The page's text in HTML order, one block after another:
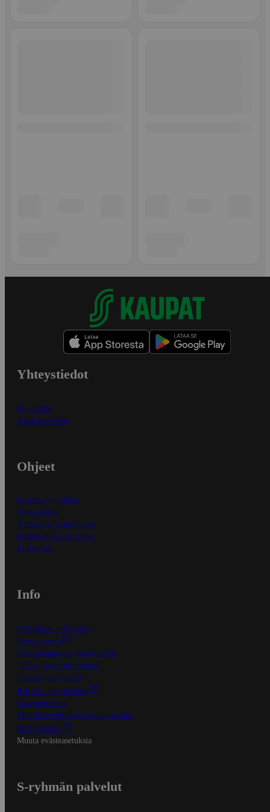
Yhteystiedot
Myymälät
Asiakaspalvelu
Ohjeet
Ensitilaajan ohjeet
Näin maksat
Näin tilaat ja muokkaat
Kaikki ohjeet ja vinkit
In English
Info
S-Business yrityksille
Oiva-raportit
Osuuskauppojen yhteystiedot
Tilaus- ja toimitusehdot
Tietosuojakäytäntö
Palvelun käyttöehdot
Saavutettavuus
Mobiilisovelluksen saavutettavuus
Mainostajalle
Muuta evästeasetuksia
S-ryhmän palvelut